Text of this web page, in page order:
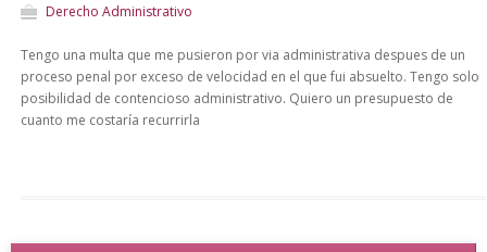
Derecho Administrativo
Tengo una multa que me pusieron por via administrativa despues de un
proceso penal por exceso de velocidad en el que fui absuelto. Tengo solo
posibilidad de contencioso administrativo. Quiero un presupuesto de
cuanto me costaría recurrirla